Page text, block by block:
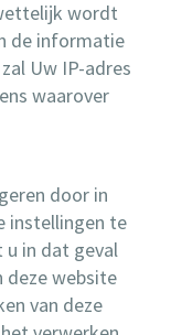
wordt
de informatie
Uw IP-adres
waarover
door in
instellingen te
u in dat geval
deze website
van deze